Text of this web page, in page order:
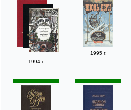
1994 г.
1995 г.